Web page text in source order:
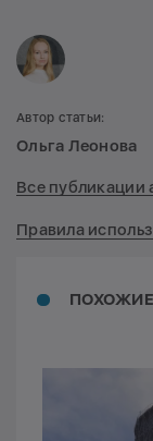
Автор статьи:
Ольга Леонова
Все публикации
Правила